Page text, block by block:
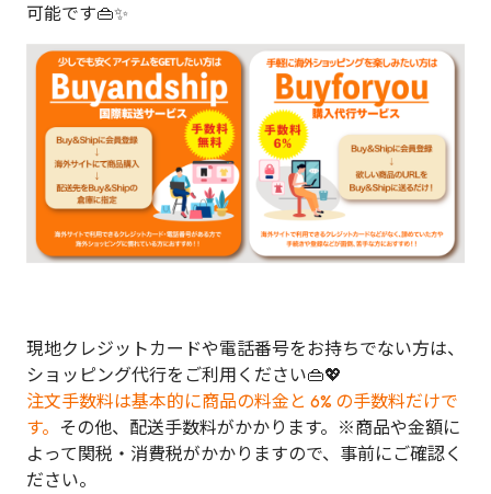
可能です👜✨
現地クレジットカードや電話番号をお持ちでない方は、
ショッピング代行をご利用ください👜💖
注文手数料は基本的に商品の料金と 6% の手数料だけで
す。 その他、配送手数料がかかります。※商品や金額に
よって関税・消費税がかかりますので、事前にご確認く
ださい。